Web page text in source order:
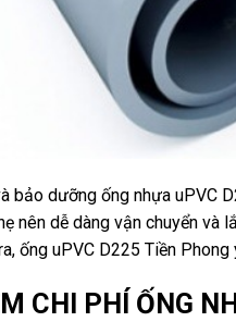
bảo dưỡng ống nhựa uPVC
nên dễ dàng vận chuyển và
ống uPVC D225 Tiền
CHI PHÍ ỐNG